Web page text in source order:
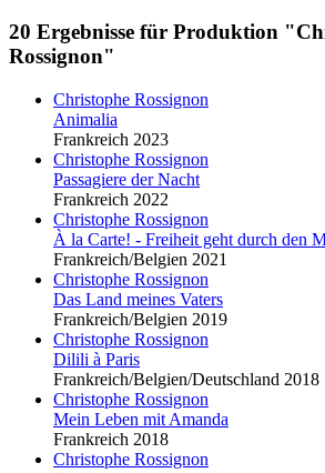
20 Ergebnisse für Produktion
Rossignon"
Christophe Rossignon
Animalia
Frankreich 2023
Christophe Rossignon
Passagiere der Nacht
Frankreich 2022
Christophe Rossignon
À la Carte! - Freiheit geht durch den
Frankreich/Belgien 2021
Christophe Rossignon
Das Land meines Vaters
Frankreich/Belgien 2019
Christophe Rossignon
Dilili à Paris
Frankreich/Belgien/Deutschland 2018
Christophe Rossignon
Mein Leben mit Amanda
Frankreich 2018
Christophe Rossignon